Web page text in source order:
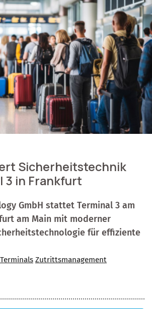
Sicherheitstechnik
3 in Frankfurt
GmbH stattet Terminal 3 am
am Main mit moderner
für effiziente
Zutrittsmanagement